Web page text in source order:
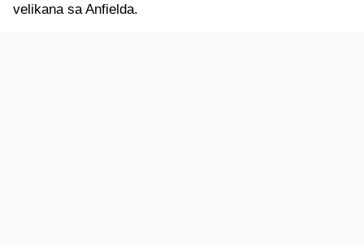
velikana sa Anfielda.